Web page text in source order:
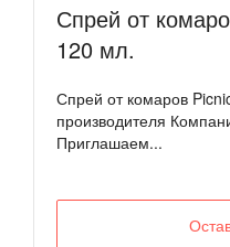
Спрей от
120 мл.
Спрей от комаров
производителя
Приглашаем...